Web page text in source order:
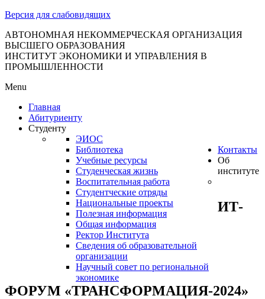
Версия для слабовидящих
АВТОНОМНАЯ НЕКОММЕРЧЕСКАЯ ОРГАНИЗАЦИЯ
ВЫСШЕГО ОБРАЗОВАНИЯ
ИНСТИТУТ ЭКОНОМИКИ И УПРАВЛЕНИЯ В
ПРОМЫШЛЕННОСТИ
Menu
Главная
Абитуриенту
Студенту
ЭИОС
Библиотека
Учебные ресурсы
Студенческая жизнь
Воспитательная работа
Студентческие отряды
Национальные проекты
Полезная информация
Контакты
Об
институте
Общая информация
Ректор Института
Сведения об образовательной
организации
Научный совет по региональной
экономике
ИТ-
ФОРУМ «ТРАНСФОРМАЦИЯ-2024»